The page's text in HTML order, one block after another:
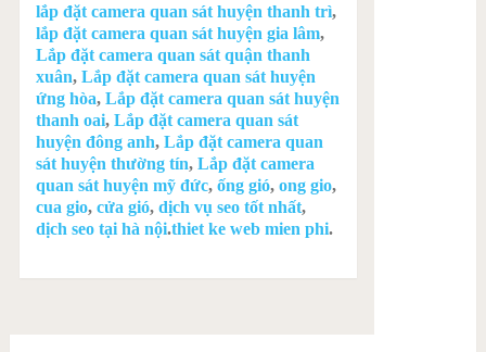
lắp đặt camera quan sát huyện thanh trì,
lắp đặt camera quan sát huyện gia lâm,
Lắp đặt camera quan sát quận thanh
xuân, Lắp đặt camera quan sát huyện
ứng hòa, Lắp đặt camera quan sát huyện
thanh oai, Lắp đặt camera quan sát
huyện đông anh, Lắp đặt camera quan
sát huyện thường tín, Lắp đặt camera
quan sát huyện mỹ đức, ống gió, ong gio,
cua gio, cửa gió, dịch vụ seo tốt nhất,
dịch seo tại hà nội.thiet ke web mien phi.